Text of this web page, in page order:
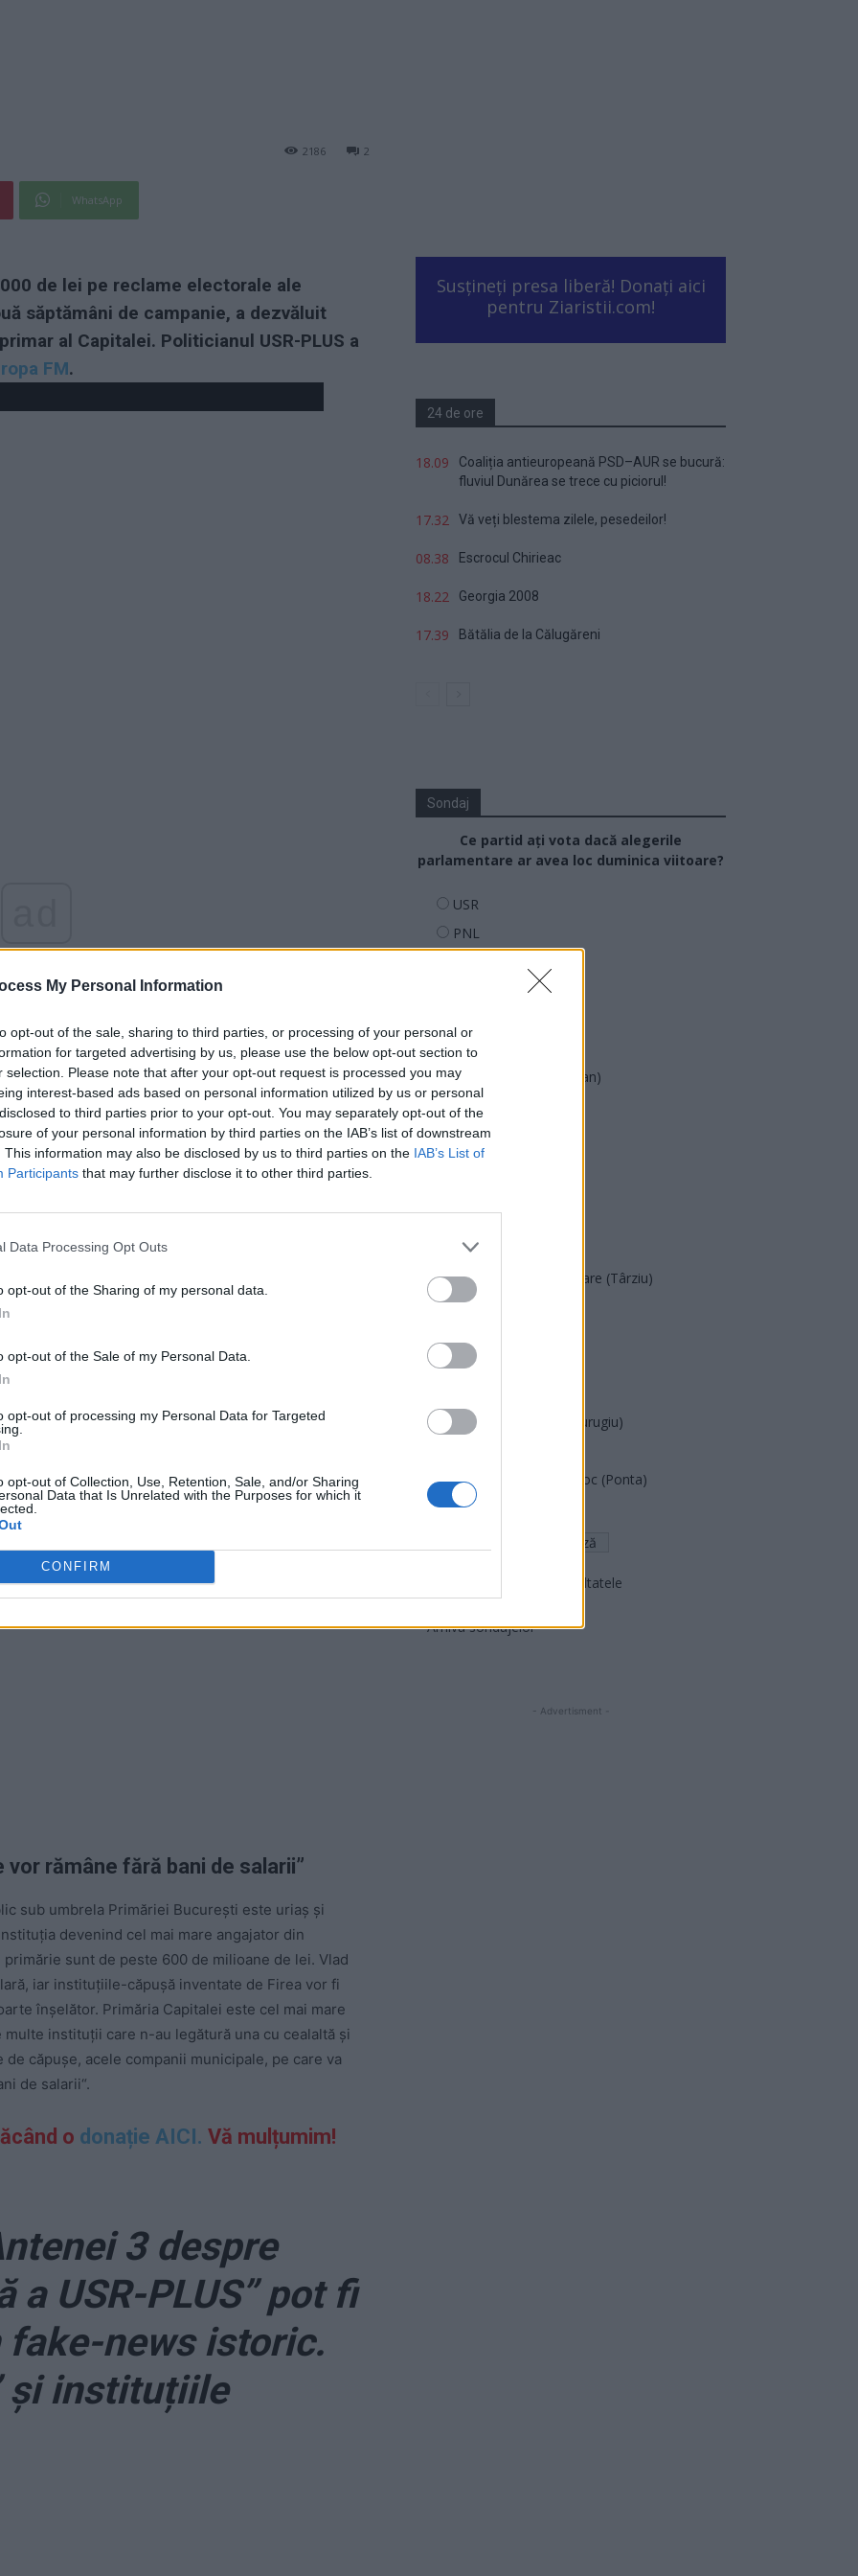
My Personal Information
opt-out of the sale, sharing to third parties, or processing of your personal or
for targeted advertising by us, please use the below opt-out section to
selection. Please note that after your opt-out request is processed you may
interest-based ads based on personal information utilized by us or personal
to third parties prior to your opt-out. You may separately opt-out of the
of your personal information by third parties on the IAB’s list of downstream
This information may also be disclosed by us to third parties on the IAB’s List of
Participants that may further disclose it to other third parties.
Data Processing Opt Outs
opt-out of the Sharing of my personal data.
opt-out of the Sale of my Personal Data.
opt-out of processing my Personal Data for Targeted
opt-out of Collection, Use, Retention, Sale, and/or Sharing
Data that Is Unrelated with the Purposes for which it
CONFIRM
2
2186
WhatsApp
de lei pe reclame electorale ale
săptămâni de campanie, a dezvăluit
al Capitalei. Politicianul USR-PLUS a
FM.
educației și sănătății, spune că Primăria București
Gabrielei Firea, numărul celor aciuați în
de Biroul Electoral Municipal ca
fie difuzate“
milioane de lei, dacă nu greșesc, în reclamele la
un copil de la țară să vadă la TV ca în București se
cineva din Suceava sau Oradea să afle că, în
a întrebat retoric Vlad Voiculescu.
va recupera acești bani cheltuiți nejustificat
„Vă pot promite doar că vom încerca. În ultimele
și alte posturi de radio au costat două milioane de
Electoral Municipal ca fiind ilegale, dar au
bani fără Consiliul General. Cheltuielile sunt
complicitatea unor oameni din Primărie, pe care îi
care le-au dat“.
vor rămâne fără bani de salarii”
sub umbrela Primăriei București este uriaș și
devenind cel mai mare angajator din
sunt de peste 600 de milioane de lei. Vlad
iar instituțiile-căpușă inventate de Firea vor fi
înșelător. Primăria Capitalei este cel mai mare
instituții care n-au legătură una cu cealaltă și
căpușe, acele companii municipale, pe care va
de salarii“.
o donație AICI. Vă mulțumim!
3 despre
a USR-PLUS” pot fi
news istoric.
și instituțiile
Susțineți presa liberă! Donați aici
pentru Ziaristii.com!
24 de ore
18.09
Coaliția antieuropeană PSD–AUR se bucură:
fluviul Dunărea se trece cu piciorul!
17.32 Vă veți blestema zilele, pesedeilor!
08.38 Escrocul Chirieac
18.22 Georgia 2008
17.39 Bătălia de la Călugăreni
Sondaj
Ce partid ați vota dacă alegerile
parlamentare ar avea loc duminica viitoare?
USR
PNL
PMP (Tomac)
Forța Dreptei (L. Orban)
PNȚMM
REPER
SENS
PACE (Peia)
Acțiunea Conservatoare (Târziu)
PDF (Lazarus)
PNȚCD (Pavelescu)
Partidul Patrioților (Surugiu)
România pe Primul Loc (Ponta)
Altul
Arată rezultatele
Arhiva sondajelor
- Advertisment -